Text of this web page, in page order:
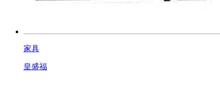
家具
皇盛福